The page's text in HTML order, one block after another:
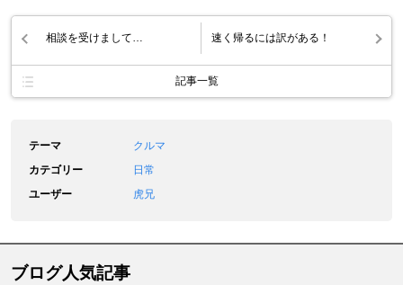
相談を受けまして… 速く帰るには訳がある！
記事一覧
テーマ
クルマ
カテゴリー
日常
ユーザー
虎兄
ブログ人気記事